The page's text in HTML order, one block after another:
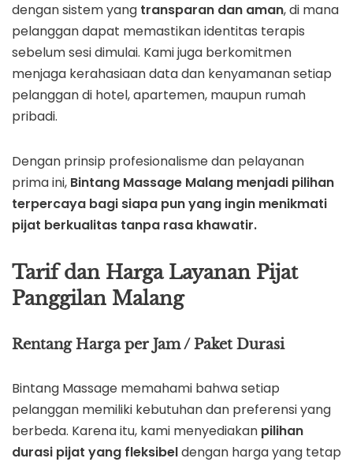
dengan sistem yang transparan dan aman, di mana
pelanggan dapat memastikan identitas terapis
sebelum sesi dimulai. Kami juga berkomitmen
menjaga kerahasiaan data dan kenyamanan setiap
pelanggan di hotel, apartemen, maupun rumah
pribadi.
Dengan prinsip profesionalisme dan pelayanan
prima ini, Bintang Massage Malang menjadi pilihan
terpercaya bagi siapa pun yang ingin menikmati
pijat berkualitas tanpa rasa khawatir.
Tarif dan Harga Layanan Pijat
Panggilan Malang
Rentang Harga per Jam / Paket Durasi
Bintang Massage memahami bahwa setiap
pelanggan memiliki kebutuhan dan preferensi yang
berbeda. Karena itu, kami menyediakan pilihan
durasi pijat yang fleksibeldengan harga yang tetap